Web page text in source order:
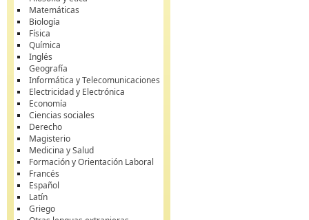
Matemáticas
Biología
Física
Química
Inglés
Geografía
Informática y Telecomunicaciones
Electricidad y Electrónica
Economía
Ciencias sociales
Derecho
Magisterio
Medicina y Salud
Formación y Orientación Laboral
Francés
Español
Latín
Griego